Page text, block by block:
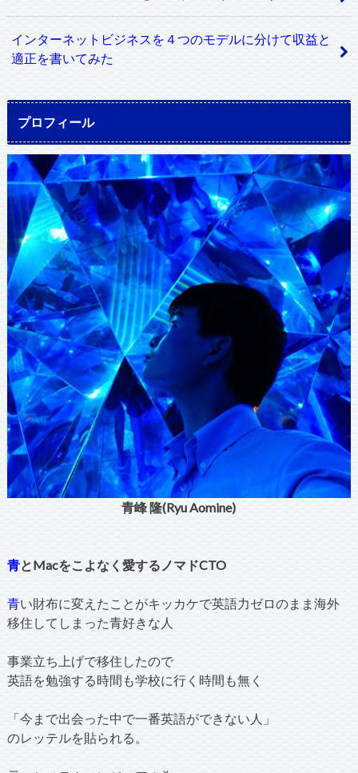
インターネットビジネスを４つのモデルに分けて収益と
適正を書いてみた
プロフィール
青峰 隆(Ryu Aomine)
青とMacをこよなく愛するノマドCTO
青い財布に変えたことがキッカケで英語力ゼロのまま海外
移住してしまった青好きな人
事業立ち上げで移住したので
英語を勉強する時間も学校に行く時間も無く
「今まで出会った中で一番英語ができない人」
のレッテルを貼られる。